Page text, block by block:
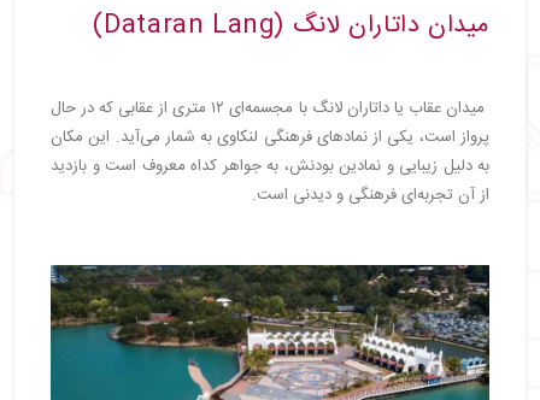
میدان داتاران لانگ (Dataran Lang)
میدان عقاب یا داتاران لانگ با مجسمه‌ای ۱۲ متری از عقابی که در حال
پرواز است، یکی از نمادهای فرهنگی لنکاوی به شمار می‌آید. این مکان
به دلیل زیبایی و نمادین بودنش، به جواهر کداه معروف است و بازدید
از آن تجربه‌ای فرهنگی و دیدنی است.